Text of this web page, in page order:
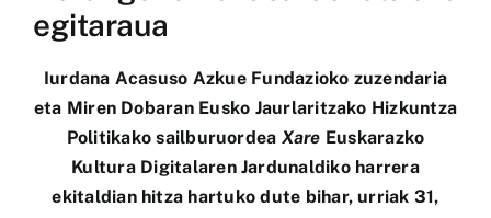
egitaraua
Iurdana Acasuso Azkue Fundazioko zuzendaria
eta Miren Dobaran Eusko Jaurlaritzako Hizkuntza
Politikako sailburuordea Xare Euskarazko
Kultura Digitalaren Jardunaldikoharrera
ekitaldian hitza hartuko dute bihar, urriak 31,